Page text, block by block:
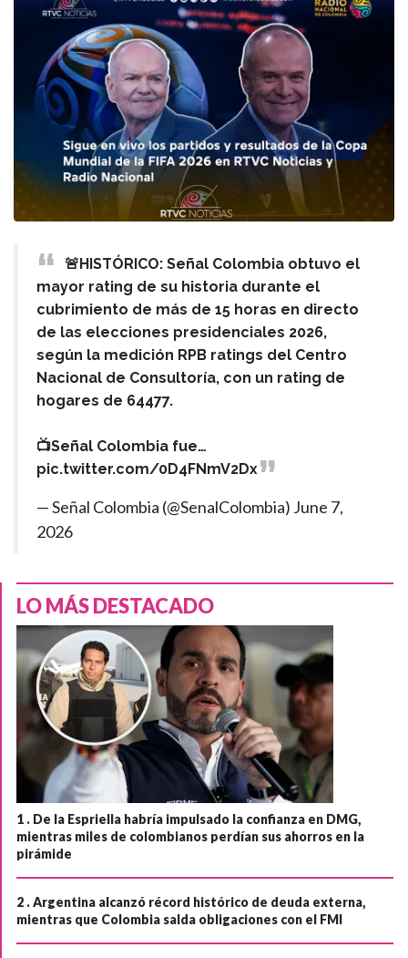
🚨HISTÓRICO: Señal Colombia obtuvo el
mayor rating de su historia durante el
cubrimiento de más de 15 horas en directo
de las elecciones presidenciales 2026,
según la medición RPB ratings del Centro
Nacional de Consultoría, con un rating de
hogares de 64477.
📺Señal Colombia fue…
pic.twitter.com/0D4FNmV2Dx
— Señal Colombia (@SenalColombia) June 7,
2026
LO MÁS DESTACADO
1 . De la Espriella habría impulsado la confianza en DMG,
mientras miles de colombianos perdían sus ahorros en la
pirámide
2 .Argentina alcanzó récord histórico de deuda externa,
mientras que Colombia salda obligaciones con el FMI